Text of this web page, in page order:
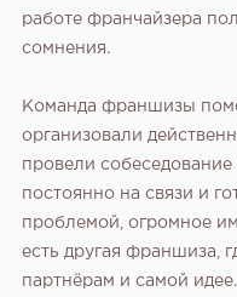
работе франчайзера
сомнения.
Команда франшизы
организовали
провели
постоянно на связи и
проблемой, огромное
есть другая франшиза,
партнёрам и самой идее.